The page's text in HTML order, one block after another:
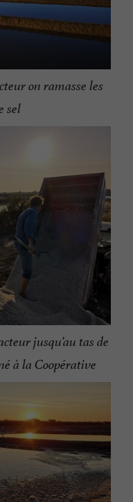
on ramasse les
sel
jusqu’au tas de
à la Coopérative